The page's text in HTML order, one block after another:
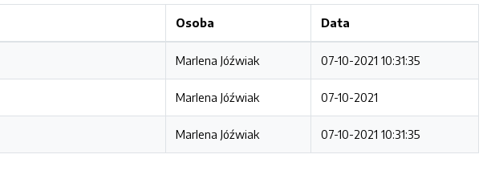
Osoba Data
Marlena Jóźwiak 07-10-2021 10:31:35
Marlena Jóźwiak 07-10-2021
Marlena Jóźwiak 07-10-2021 10:31:35